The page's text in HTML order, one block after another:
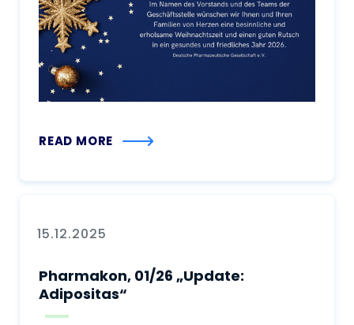
READ MORE
15.12.2025
Pharmakon, 01/26 „Update:
Adipositas“